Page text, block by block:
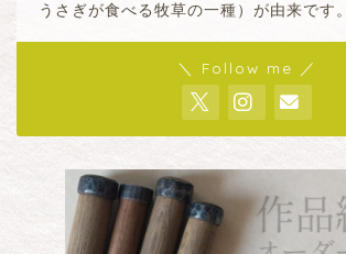
うさぎが食べる牧草の一種）が由来です。
＼ Follow me ／